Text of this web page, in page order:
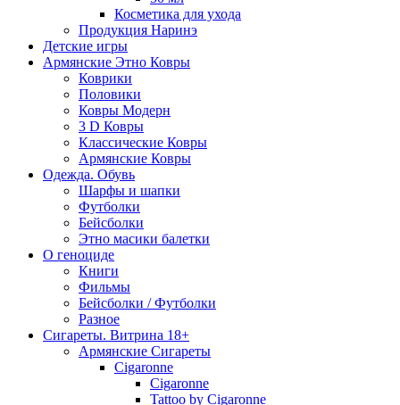
Косметика для ухода
Продукция Наринэ
Детские игры
Армянские Этно Ковры
Коврики
Половики
Ковры Модерн
3 D Ковры
Классические Ковры
Армянские Ковры
Одежда. Обувь
Шарфы и шапки
Футболки
Бейсболки
Этно масики балетки
О геноциде
Книги
Фильмы
Бейсболки / Футболки
Разное
Сигареты. Витрина 18+
Армянские Сигареты
Cigaronne
Cigaronne
Tattoo by Cigaronne